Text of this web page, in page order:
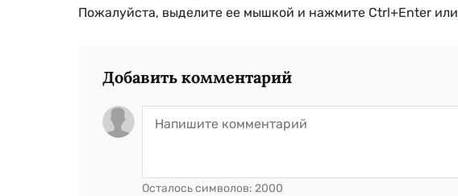
Пожалуйста, выделите ее мышкой и нажмите Ctrl+Enter или
Добавить комментарий
Осталось символов: 2000